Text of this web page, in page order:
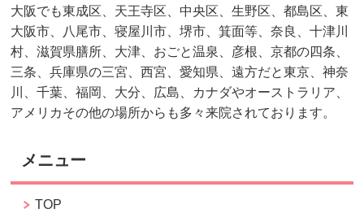
大阪でも東成区、天王寺区、中央区、生野区、都島区、東
大阪市、八尾市、寝屋川市、堺市、箕面等、奈良、十津川
村、滋賀県膳所、大津、おごと温泉、彦根、京都の四条、
三条、兵庫県の三宮、西宮、愛知県、遠方だと東京、神奈
川、千葉、福岡、大分、広島、カナダやオーストラリア、
アメリカその他の場所からも多々来院されております。
メニュー
TOP